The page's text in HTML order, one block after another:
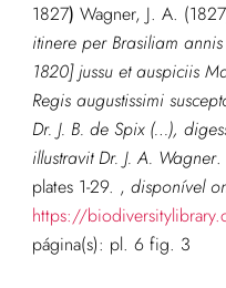
1827) Wagner, J. A.
itinere per Brasiliam annis
1820] jussu et auspiciis
Regis augustissimi
Dr. J. B. de Spix (…),
illustravit Dr. J. A. Wagner.
plates 1-29. , disponível
https://
página(s): pl. 6 fig. 3